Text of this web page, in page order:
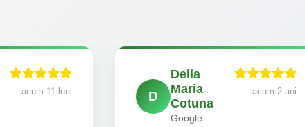
acum 11 luni D
Delia
Maria
Cotuna
Google
acum 2 ani